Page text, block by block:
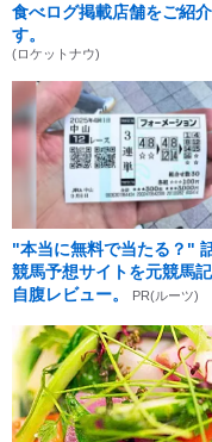
食べログ掲載店舗をご紹
す。
(ロケットナウ)
"本当に無料で当たる？"
競馬予想サイトを元競馬
自腹レビュー。
PR(ルーツ)